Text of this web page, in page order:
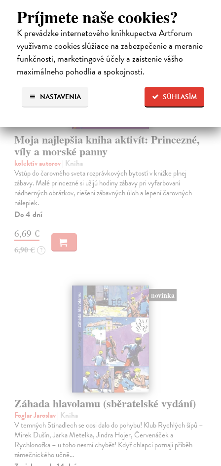
Príjmete naše cookies?
K prevádzke internetového kníhkupectva Artforum
využívame cookies slúžiace na zabezpečenie a meranie
funkčnosti, marketingové účely a zaistenie vášho
maximálneho pohodlia a spokojnosti.
SÚHLASÍM
NASTAVENIA
Moja najlepšia kniha aktivít: Princezné,
víly a morské panny
kolektív autorov| Kniha
Vstúp do čarovného sveta rozprávkových bytostí v knižke plnej
zábavy. Malé princezné si užijú hodiny zábavy pri vyfarbovaní
nádherných obrázkov, riešení zábavných úloh a lepení čarovných
nálepiek.
Do 4 dní
6,69 €
6,90 € ?
novinka
Záhada hlavolamu (sběratelské vydání)
Foglar Jaroslav| Kniha
V temných Stínadlech se cosi dalo do pohybu! Klub Rychlých šípů –
Mirek Dušín, Jarka Metelka, Jindra Hojer, Červenáček a
Rychlonožka – u toho nesmí chybět! Když chlapci poznají příběh
zámečnického učně…